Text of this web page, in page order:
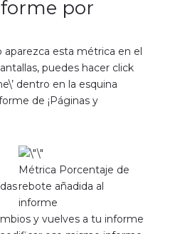
por
esta métrica en el
puedes hacer click
dentro en la esquina
de ¡Páginas y
Métrica Porcentaje de
rebote añadida al
informe
y vuelves a tu informe